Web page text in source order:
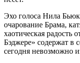
Эхо голоса Нила
очарование Брама,
хаотическая радость
Бэджере» содержат в
сегодня невозможно